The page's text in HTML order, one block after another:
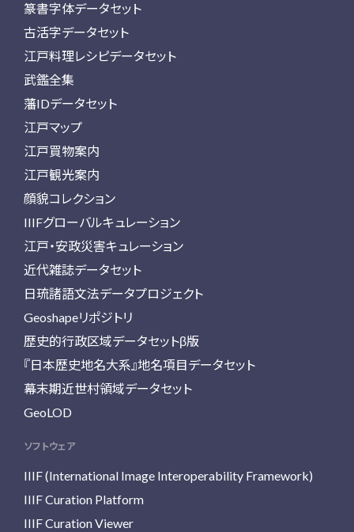
篆書字体データセット
古活字データセット
江戸料理レシピデータセット
武鑑全集
藩IDデータセット
江戸マップ
江戸買物案内
江戸観光案内
顔貌コレクション
IIIFグローバルキュレーション
江戸・安政災害キュレーション
近代雑誌データセット
日琉諸語文法データプロジェクト
Geoshapeリポジトリ
歴史的行政区域データセットβ版
『日本歴史地名大系』地名項目データセット
幕末期近世村領域データセット
GeoLOD
ソフトウェア
IIIF (International Image Interoperability Framework)
IIIF Curation Platform
IIIF Curation Viewer